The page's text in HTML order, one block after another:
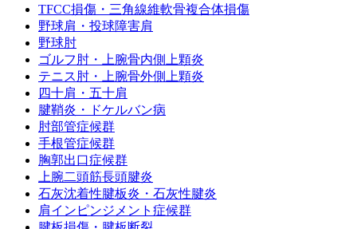
TFCC損傷・三角線維軟骨複合体損傷
野球肩・投球障害肩
野球肘
ゴルフ肘・上腕骨内側上顆炎
テニス肘・上腕骨外側上顆炎
四十肩・五十肩
腱鞘炎・ドケルバン病
肘部管症候群
手根管症候群
胸郭出口症候群
上腕二頭筋長頭腱炎
石灰沈着性腱板炎・石灰性腱炎
肩インピンジメント症候群